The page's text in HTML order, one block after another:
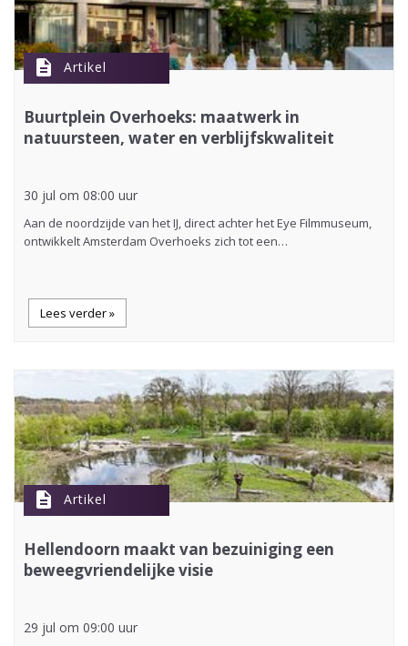
description Artikel
Buurtplein Overhoeks: maatwerk in
natuursteen, water en verblijfskwaliteit
30 jul om 08:00 uur
Aan de noordzijde van het IJ, direct achter het Eye Filmmuseum,
ontwikkelt Amsterdam Overhoeks zich tot een…
Lees verder »
description Artikel
Hellendoorn maakt van bezuiniging een
beweegvriendelijke visie
29 jul om 09:00 uur